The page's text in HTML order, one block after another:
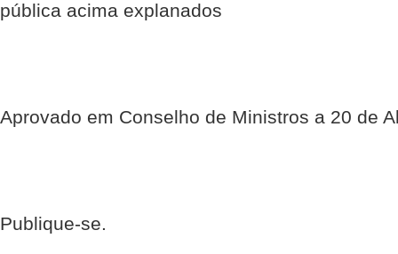
pública acima explanados
Aprovado em Conselho de Ministros a 20 de
Publique-se.